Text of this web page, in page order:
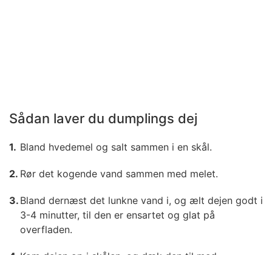
Sådan laver du dumplings dej
Bland hvedemel og salt sammen i en skål.
Rør det kogende vand sammen med melet.
Bland dernæst det lunkne vand i, og ælt dejen godt i
3-4 minutter, til den er ensartet og glat på
overfladen.